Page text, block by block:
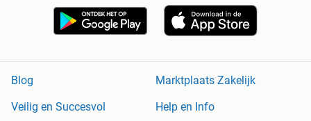
Blog
Marktplaats Zakelijk
Veilig en Succesvol
Help en Info